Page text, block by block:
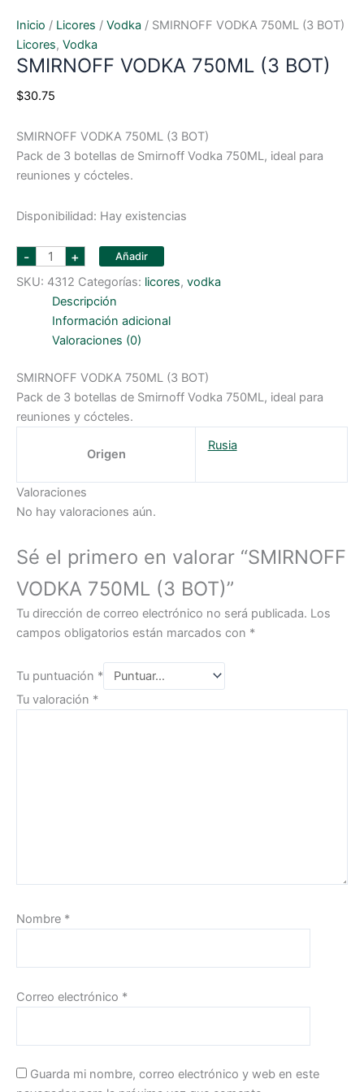
Inicio / Licores / Vodka / SMIRNOFF VODKA 750ML (3 BOT)
Licores, Vodka
SMIRNOFF VODKA 750ML (3 BOT)
$30.75
SMIRNOFF VODKA 750ML (3 BOT)
Pack de 3 botellas de Smirnoff Vodka 750ML, ideal para
reuniones y cócteles.
Disponibilidad: Hay existencias
- SMIRNOFF
VODKA
750ML
(3
BOT)
cantidad
+ Añadir
SKU: 4312 Categorías: licores, vodka
Descripción
Información adicional
Valoraciones (0)
SMIRNOFF VODKA 750ML (3 BOT)
Pack de 3 botellas de Smirnoff Vodka 750ML, ideal para
reuniones y cócteles.
Origen
Rusia
Valoraciones
No hay valoraciones aún.
Sé el primero en valorar “SMIRNOFF
VODKA 750ML (3 BOT)”
Tu dirección de correo electrónico no será publicada. Los
campos obligatorios están marcados con *
Tu puntuación *
Tu valoración *
Nombre *
Correo electrónico *
Guarda mi nombre, correo electrónico y web en este